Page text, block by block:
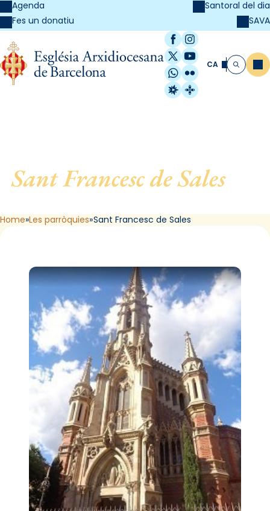
Agenda
Fes un donatiu
Santoral del dia
SAVA
Facebook
Instagram
X / Twitter
YouTube
WhatsApp
Flickr
Radio Estel
Catalunya
CA Cerca
Sant Francesc de Sales, de
Home Les parròquies Sant Francesc de Sales